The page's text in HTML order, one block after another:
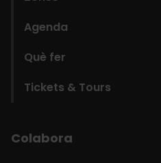
Agenda
Què fer
Tickets & Tours
Colabora